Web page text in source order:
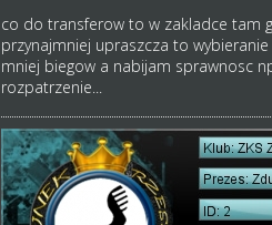
co do transferow to w zakladce tam
przynajmniej upraszcza to
mniej biegow a nabijam sprawnosc
rozpatrzenie...